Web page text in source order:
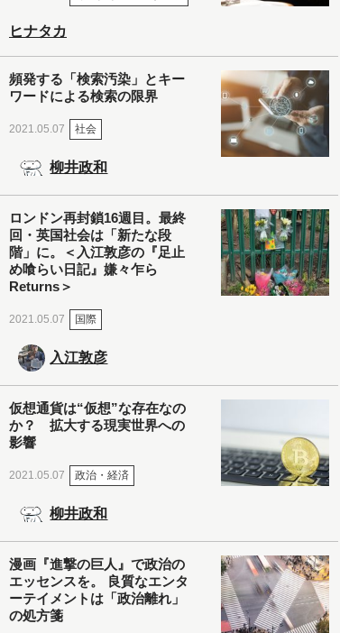
ヒナタカ
頻発する「検索汚染」とキー
ワードによる検索の限界
2021.05.07 社会
柳井政和
ロンドン再封鎖16週目。最終
回・英国社会は「新たな段
階」に。＜入江敦彦の『足止
め喰らい日記』嫌々乍ら
Returns＞
2021.05.07 国際
入江敦彦
仮想通貨は“仮想”な存在なの
か？ 拡大する現実世界への
影響
2021.05.07 政治・経済
柳井政和
漫画『進撃の巨人』で政治の
エッセンスを。 良質なエンタ
ーテイメントは「政治離れ」
の処方箋